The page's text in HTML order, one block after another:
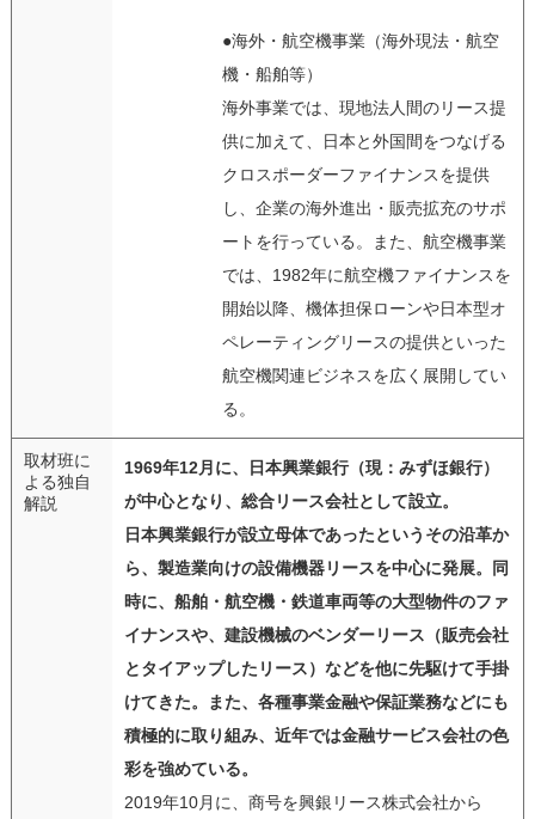
●海外・航空機事業（海外現法・航空
機・船舶等）
海外事業では、現地法人間のリース提
供に加えて、日本と外国間をつなげる
クロスポーダーファイナンスを提供
し、企業の海外進出・販売拡充のサポ
ートを行っている。また、航空機事業
では、1982年に航空機ファイナンスを
開始以降、機体担保ローンや日本型オ
ペレーティングリースの提供といった
航空機関連ビジネスを広く展開してい
る。
取材班に
よる独自
解説
1969年12月に、日本興業銀行（現：みずほ銀行）
が中心となり、総合リース会社として設立。
日本興業銀行が設立母体であったというその沿革か
ら、製造業向けの設備機器リースを中心に発展。同
時に、船舶・航空機・鉄道車両等の大型物件のファ
イナンスや、建設機械のベンダーリース（販売会社
とタイアップしたリース）などを他に先駆けて手掛
けてきた。また、各種事業金融や保証業務などにも
積極的に取り組み、近年では金融サービス会社の色
彩を強めている。
2019年10月に、商号を興銀リース株式会社から